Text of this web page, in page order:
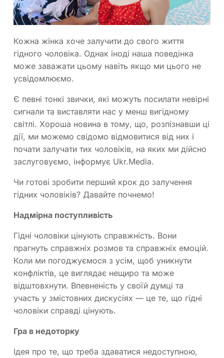
Кожна жінка хоче залучити до свого життя
гідного чоловіка. Однак іноді наша поведінка
може заважати цьому навіть якщо ми цього не
усвідомлюємо.
Є певні тонкі звички, які можуть посилати невірні
сигнали та виставляти нас у менш вигідному
світлі. Хороша новина в тому, що, розпізнавши ці
дії, ми можемо свідомо відмовитися від них і
почати залучати тих чоловіків, на яких ми дійсно
заслуговуємо, інформує Ukr.Media.
Чи готові зробити перший крок до залучення
гідних чоловіків? Давайте почнемо!
Надмірна поступливість
Гідні чоловіки цінують справжність. Вони
прагнуть справжніх розмов та справжніх емоцій.
Коли ми погоджуємося з усім, щоб уникнути
конфліктів, це виглядає нещиро та може
відштовхнути. Впевненість у своїй думці та
участь у змістовних дискусіях — це те, що гідні
чоловіки справді цінують.
Гра в недоторку
Ідея про те, що треба здаватися недоступною,